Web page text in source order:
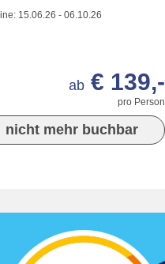
15.06.26 - 06.10.26
pro Person
ab € 139,-
nicht mehr buchbar